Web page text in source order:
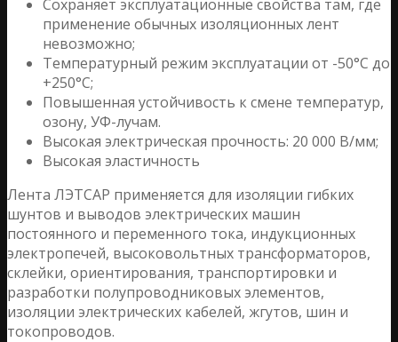
Сохраняет эксплуатационные свойства там, где
применение обычных изоляционных лент
невозможно;
Температурный режим эксплуатации от -50°С до
+250°С;
Повышенная устойчивость к смене температур,
озону, УФ-лучам.
Высокая электрическая прочность: 20 000 В/мм;
Высокая эластичность
Лента ЛЭТСАР применяется для изоляции гибких
шунтов и выводов электрических машин
постоянного и переменного тока, индукционных
электропечей, высоковольтных трансформаторов,
склейки, ориентирования, транспортировки и
разработки полупроводниковых элементов,
изоляции электрических кабелей, жгутов, шин и
токопроводов.